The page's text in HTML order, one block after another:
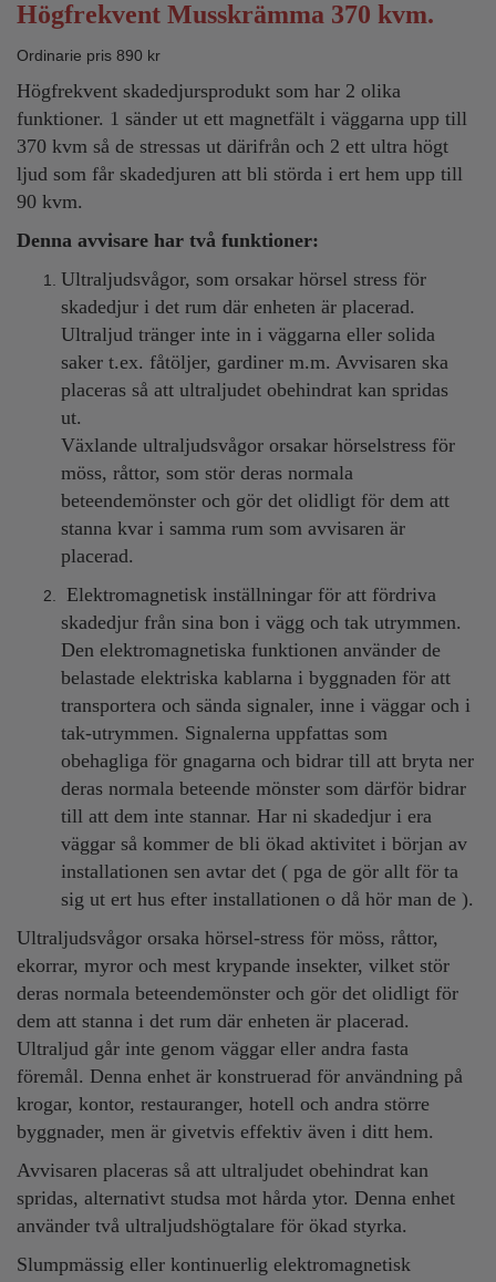
Högfrekvent Musskrämma 370 kvm.
Ordinarie pris 890 kr
Högfrekvent skadedjursprodukt som har 2 olika
funktioner. 1 sänder ut ett magnetfält i väggarna upp till
370 kvm så de stressas ut därifrån och 2 ett ultra högt
ljud som får skadedjuren att bli störda i ert hem upp till
90 kvm.
Denna avvisare har två funktioner:
Ultraljudsvågor, som orsakar hörsel stress för
skadedjur i det rum där enheten är placerad.
Ultraljud tränger inte in i väggarna eller solida
saker t.ex. fåtöljer, gardiner m.m. Avvisaren ska
placeras så att ultraljudet obehindrat kan spridas
ut.
Växlande ultraljudsvågor orsakar hörselstress för
möss, råttor, som stör deras normala
beteendemönster och gör det olidligt för dem att
stanna kvar i samma rum som avvisaren är
placerad.
Elektromagnetisk inställningar för att fördriva
skadedjur från sina bon i vägg och tak utrymmen.
Den elektromagnetiska funktionen använder de
belastade elektriska kablarna i byggnaden för att
transportera och sända signaler, inne i väggar och i
tak-utrymmen. Signalerna uppfattas som
obehagliga för gnagarna och bidrar till att bryta ner
deras normala beteende mönster som därför bidrar
till att dem inte stannar. Har ni skadedjur i era
väggar så kommer de bli ökad aktivitet i början av
installationen sen avtar det ( pga de gör allt för ta
sig ut ert hus efter installationen o då hör man de ).
Ultraljudsvågor orsaka hörsel-stress för möss, råttor,
ekorrar, myror och mest krypande insekter, vilket stör
deras normala beteendemönster och gör det olidligt för
dem att stanna i det rum där enheten är placerad.
Ultraljud går inte genom väggar eller andra fasta
föremål. Denna enhet är konstruerad för användning på
krogar, kontor, restauranger, hotell och andra större
byggnader, men är givetvis effektiv även i ditt hem.
Avvisaren placeras så att ultraljudet obehindrat kan
spridas, alternativt studsa mot hårda ytor. Denna enhet
använder två ultraljudshögtalare för ökad styrka.
Slumpmässig eller kontinuerlig elektromagnetisk